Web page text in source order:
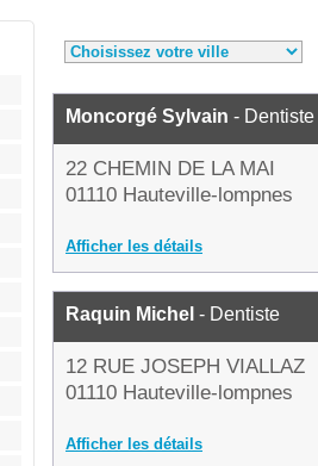
Moncorgé Sylvain - Dentiste
22 CHEMIN DE LA MAI
01110 Hauteville-lompnes
Afficher les détails
Raquin Michel - Dentiste
12 RUE JOSEPH VIALLAZ
01110 Hauteville-lompnes
Afficher les détails